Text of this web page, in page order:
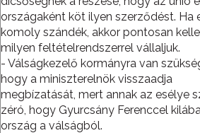
országaként köt ilyen szerződést. Ha
komoly szándék, akkor pontosan
milyen feltételrendszerrel vállaljuk.
- Válságkezelő kormányra van
hogy a miniszterelnök visszaadja
megbízatását, mert annak az esélye
zéró, hogy Gyurcsány Ferenccel
ország a válságból.